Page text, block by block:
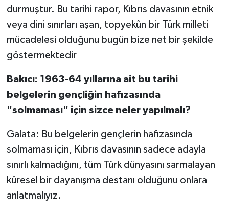
durmuştur. Bu tarihi rapor, Kıbrıs davasının etnik
veya dini sınırları aşan, topyekûn bir Türk milleti
mücadelesi olduğunu bugün bize net bir şekilde
göstermektedir
Bakıcı: 1963-64 yıllarına ait bu tarihi
belgelerin gençliğin hafızasında
"solmaması" için sizce neler yapılmalı?
Galata: Bu belgelerin gençlerin hafızasında
solmaması için, Kıbrıs davasının sadece adayla
sınırlı kalmadığını, tüm Türk dünyasını sarmalayan
küresel bir dayanışma destanı olduğunu onlara
anlatmalıyız.